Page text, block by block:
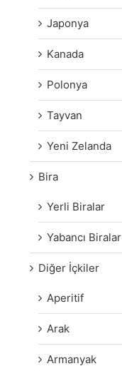
Japonya
Kanada
Polonya
Tayvan
Yeni Zelanda
Bira
Yerli Biralar
Yabancı Biralar
Diğer İçkiler
Aperitif
Arak
Armanyak